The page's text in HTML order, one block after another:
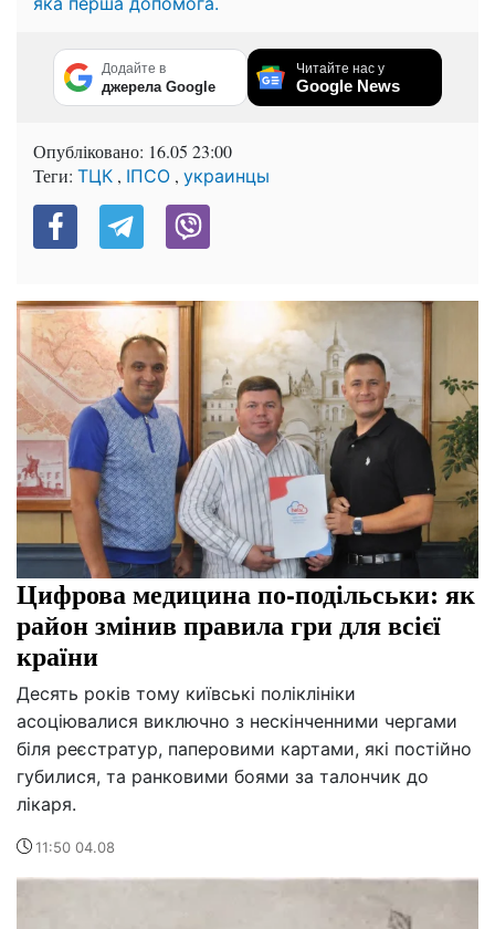
Додайте в
джерела Google
Читайте нас у
Google News
Опубліковано: 16.05 23:00
Теги: ТЦК , ІПСО , украинцы
Цифрова медицина по-подільськи: як
район змінив правила гри для всієї
країни
Десять років тому київські поліклініки
асоціювалися виключно з нескінченними чергами
біля реєстратур, паперовими картами, які постійно
губилися, та ранковими боями за талончик до
лікаря.
11:50 04.08